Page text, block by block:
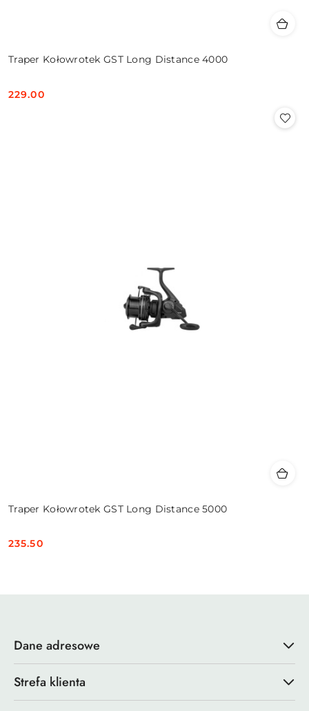
Traper Kołowrotek GST Long Distance 4000
Cena:
229.00
Traper Kołowrotek GST Long Distance 5000
Cena:
235.50
Dane adresowe
Strefa klienta